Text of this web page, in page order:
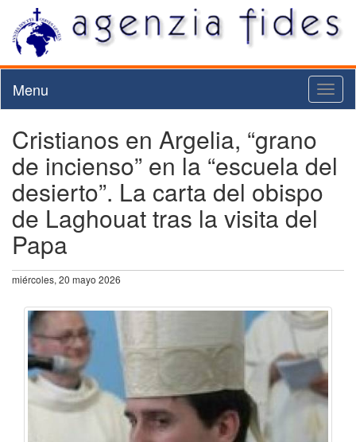
Menu
Cristianos en Argelia, “grano
de incienso” en la “escuela del
desierto”. La carta del obispo
de Laghouat tras la visita del
Papa
miércoles, 20 mayo 2026